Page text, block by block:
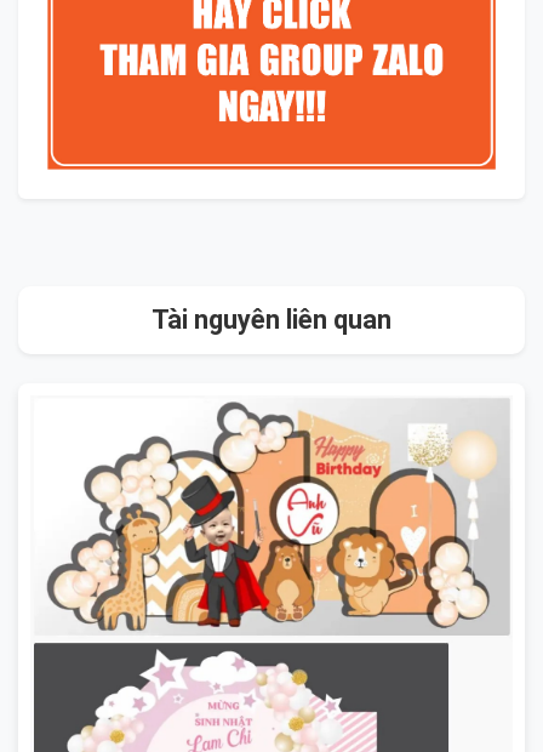
Tài nguyên liên quan